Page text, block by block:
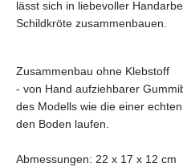
lässt sich in liebevoller
Schildkröte zusammenbauen.
Zusammenbau ohne Klebstoff
- von Hand aufziehbarer
des Modells wie die einer
den Boden laufen.
Abmessungen: 22 x 17 x 12 cm